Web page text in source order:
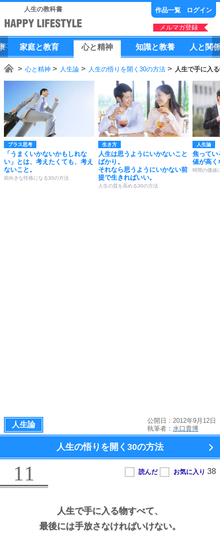
人生の教科書 作品一覧 ログイン
メルマガ登録
家庭と教育 心と精神 知識と教養 人 と 関
心と精神 人生論 人生の悟りを開く30の方法 人生で手に入
プラス思考
「うまくいかないかもしれな
い」とは、考えたくても、考え
ないこと。
前向きな性格になる30の方法
生き方
人生は思うようにいかないこと
ばかり。
それなら思うようにいかない前
提で生きればいい。
人生の質を高める30の方法
人生論
焦ってい
値が高く
時間の価値
人生論
公開日：2012年9月12日
執筆者： 水口貴博
人生の悟りを開く 30の方法
11
人生で手に入る物すべて、
最後には手放さなければいけない。